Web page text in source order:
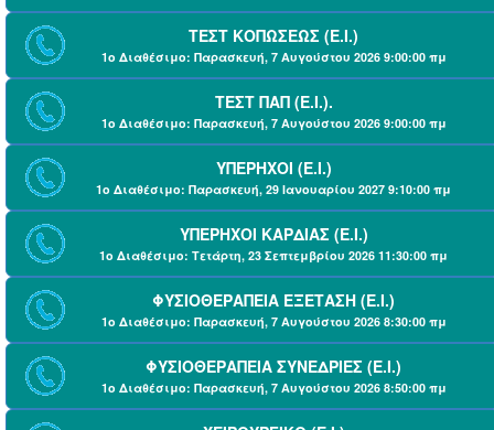
ΤΕΣΤ ΚΟΠΩΣΕΩΣ (Ε.Ι.)
1ο Διαθέσιμο: Παρασκευή, 7 Αυγούστου 2026 9:00:00 πμ
ΤΕΣΤ ΠΑΠ (Ε.Ι.).
1ο Διαθέσιμο: Παρασκευή, 7 Αυγούστου 2026 9:00:00 πμ
ΥΠΕΡΗΧΟΙ (Ε.Ι.)
1ο Διαθέσιμο: Παρασκευή, 29 Ιανουαρίου 2027 9:10:00 πμ
ΥΠΕΡΗΧΟΙ ΚΑΡΔΙΑΣ (Ε.Ι.)
1ο Διαθέσιμο: Τετάρτη, 23 Σεπτεμβρίου 2026 11:30:00 πμ
ΦΥΣΙΟΘΕΡΑΠΕΙΑ ΕΞΕΤΑΣΗ (Ε.Ι.)
1ο Διαθέσιμο: Παρασκευή, 7 Αυγούστου 2026 8:30:00 πμ
ΦΥΣΙΟΘΕΡΑΠΕΙΑ ΣΥΝΕΔΡΙΕΣ (Ε.Ι.)
1ο Διαθέσιμο: Παρασκευή, 7 Αυγούστου 2026 8:50:00 πμ